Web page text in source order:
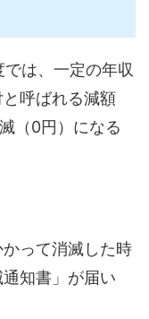
は、一定の年収
と呼ばれる減額
（0円）になる
って消滅した時
知書」が届い